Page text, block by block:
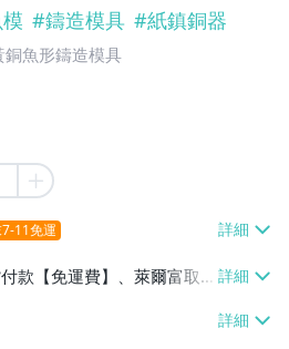
#鑄造模具 #紙鎮銅器
魚形鑄造模具
11免運
款【免運費】、萊爾富取